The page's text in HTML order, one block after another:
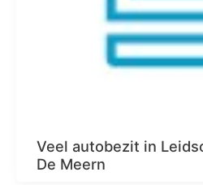
Veel autobezit in
De Meern